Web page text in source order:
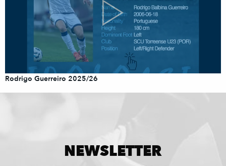
Rodrigo Guerreiro 2025/26
NEWSLETTER